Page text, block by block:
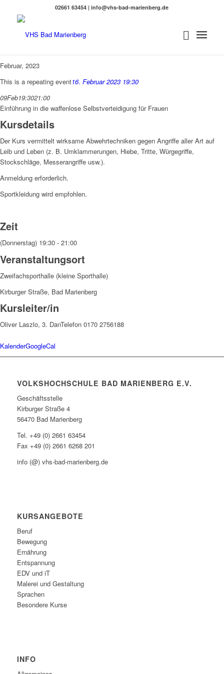
02661 63454 | info@vhs-bad-marienberg.de
Februar, 2023
This is a repeating event16. Februar 2023 19:30
09Feb19:3021:00
Einführung in die waffenlose Selbstverteidigung für Frauen
Kursdetails
Der Kurs vermittelt wirksame Abwehrtechniken gegen Angriffe aller Art auf
Leib und Leben (z. B. Umklammerungen, Hiebe, Tritte, Würgegriffe,
Stockschläge, Messerangriffe usw.).
Anmeldung erforderlich.
Sportkleidung wird empfohlen.
Zeit
(Donnerstag) 19:30 - 21:00
Veranstaltungsort
Zweifachsporthalle (kleine Sporthalle)
Kirburger Straße, Bad Marienberg
Kursleiter/in
Oliver Laszlo, 3. DanTelefon 0170 2756188
KalenderGoogleCal
VOLKSHOCHSCHULE BAD MARIENBERG E.V.
Geschäftsstelle
Kirburger Straße 4
56470 Bad Marienberg
Tel. +49 (0) 2661 63454
Fax +49 (0) 2661 6268 201
info (@) vhs-bad-marienberg.de
KURSANGEBOTE
Beruf
Bewegung
Ernährung
Entspannung
EDV und iT
Malerei und Gestaltung
Sprachen
Besondere Kurse
INFO